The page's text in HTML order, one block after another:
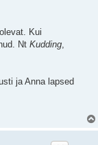
Kui
Nt Kudding
ja Anna lapsed